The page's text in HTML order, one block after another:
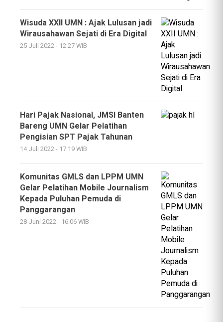
Wisuda XXII UMN : Ajak Lulusan jadi
Wirausahawan Sejati di Era Digital
25 Juli 2022 - 12:27 WIB
Hari Pajak Nasional, JMSI Banten
Bareng UMN Gelar Pelatihan
Pengisian SPT Pajak Tahunan
14 Juli 2022 - 17:19 WIB
Komunitas GMLS dan LPPM UMN
Gelar Pelatihan Mobile Journalism
Kepada Puluhan Pemuda di
Panggarangan
28 Juni 2022 - 16:06 WIB